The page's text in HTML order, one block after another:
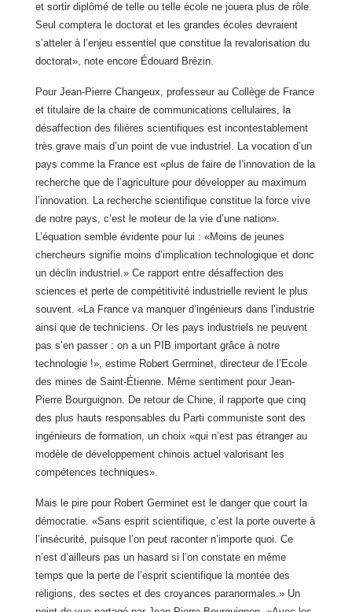
et sortir diplômé de telle ou telle école ne jouera plus de rôle.
Seul comptera le doctorat et les grandes écoles devraient
s’atteler à l’enjeu essentiel que constitue la revalorisation du
doctorat», note encore Édouard Brézin.
Pour Jean-Pierre Changeux, professeur au Collège de France
et titulaire de la chaire de communications cellulaires, la
désaffection des filières scientifiques est incontestablement
très grave mais d’un point de vue industriel. La vocation d’un
pays comme la France est «plus de faire de l’innovation de la
recherche que de l’agriculture pour développer au maximum
l’innovation. La recherche scientifique constitue la force vive
de notre pays, c’est le moteur de la vie d’une nation».
L’équation semble évidente pour lui : «Moins de jeunes
chercheurs signifie moins d’implication technologique et donc
un déclin industriel.» Ce rapport entre désaffection des
sciences et perte de compétitivité industrielle revient le plus
souvent. «La France va manquer d’ingénieurs dans l’industrie
ainsi que de techniciens. Or les pays industriels ne peuvent
pas s’en passer : on a un PIB important grâce à notre
technologie !», estime Robert Germinet, directeur de l’Ecole
des mines de Saint-Étienne. Même sentiment pour Jean-
Pierre Bourguignon. De retour de Chine, il rapporte que cinq
des plus hauts responsables du Parti communiste sont des
ingénieurs de formation, un choix «qui n’est pas étranger au
modèle de développement chinois actuel valorisant les
compétences techniques».
Mais le pire pour Robert Germinet est le danger que court la
démocratie. «Sans esprit scientifique, c’est la porte ouverte à
l’insécurité, puisque l’on peut raconter n’importe quoi. Ce
n’est d’ailleurs pas un hasard si l’on constate en même
temps que la perte de l’esprit scientifique la montée des
religions, des sectes et des croyances paranormales.» Un